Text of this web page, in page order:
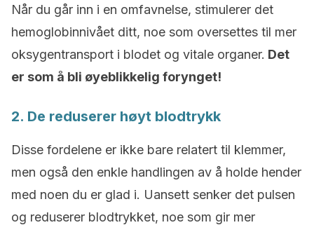
Når du går inn i en omfavnelse, stimulerer det
hemoglobinnivået ditt, noe som oversettes til mer
oksygentransport i blodet og vitale organer. Det
er som å bli øyeblikkelig forynget!
2. De reduserer høyt blodtrykk
Disse fordelene er ikke bare relatert til klemmer,
men også den enkle handlingen av å holde hender
med noen du er glad i. Uansett senker det pulsen
og reduserer blodtrykket, noe som gir mer